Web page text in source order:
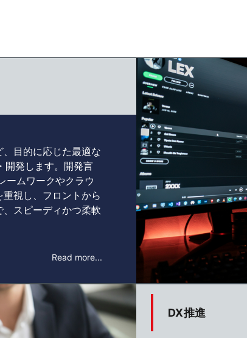
目的に応じた最適な
開発します。開発言
ームワークやクラウ
視し、フロントから
スピーディかつ柔軟
Read more...
DX推進